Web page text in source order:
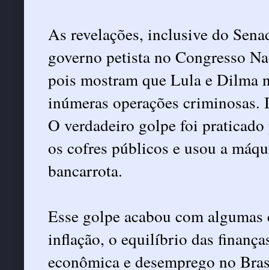
As revelações, inclusive do
governo petista no Congresso
pois mostram que Lula e Dilma
inúmeras operações
O verdadeiro golpe foi
os cofres públicos e usou a
bancarrota.
Esse golpe acabou com
inflação, o equilíbrio das
econômica e desemprego no